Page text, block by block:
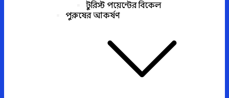
টুরিস্ট পয়েন্টের বিকেল
পুরুষের আকর্ষণ